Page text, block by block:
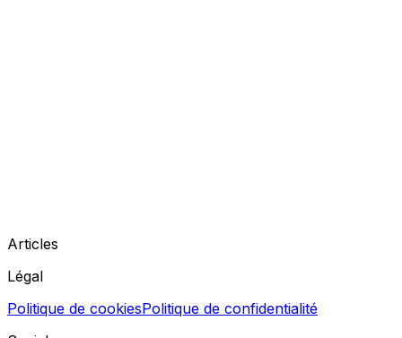
Articles
Légal
Politique de cookiesPolitique de confidentialité